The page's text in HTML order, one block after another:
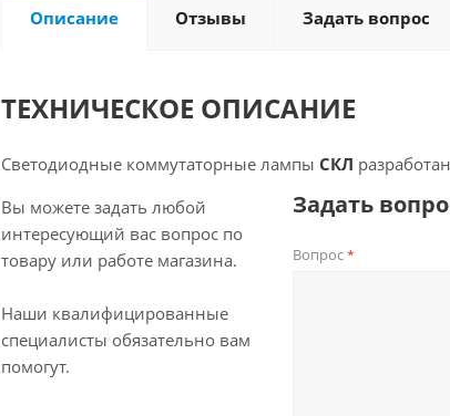
Описание Отзывы Задать вопрос
ТЕХНИЧЕСКОЕ ОПИСАНИЕ
Светодиодные коммутаторные лампы СКЛ
Вы можете задать любой
интересующий вас вопрос по
товару или работе магазина.
Наши квалифицированные
специалисты обязательно вам
помогут.
Задать
Вопрос*